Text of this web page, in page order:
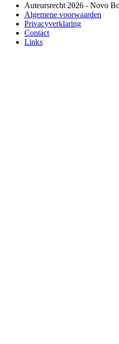
Auteursrecht 2026 - Novo
Algemene voorwaarden
Privacyverklaring
Contact
Links